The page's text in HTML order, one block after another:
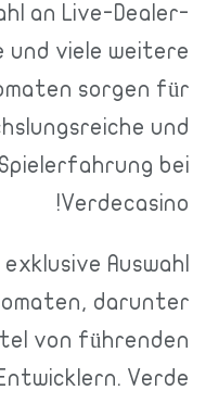
an Live-
Diese und viele
eine exklusive
Titel von
Entwicklern.